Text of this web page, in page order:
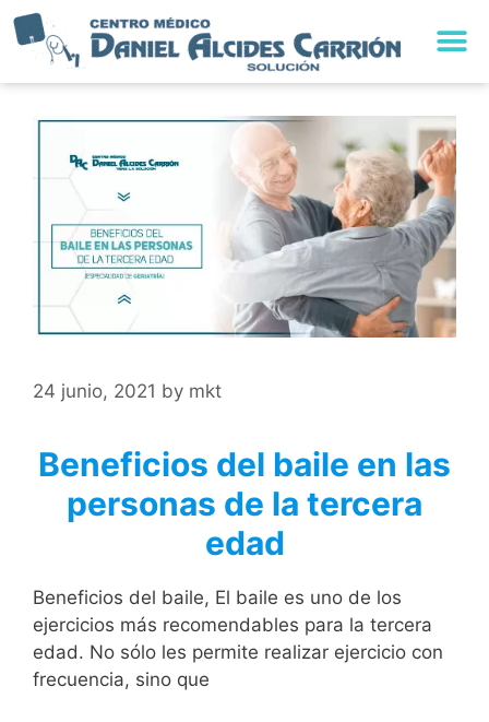
24 junio, 2021 by mkt
Beneficios del baile en las
personas de la tercera
edad
Beneficios del baile, El baile es uno de los
ejercicios más recomendables para la tercera
edad. No sólo les permite realizar ejercicio con
frecuencia, sino que